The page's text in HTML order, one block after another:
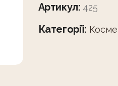
Артикул: 425
Категорії: